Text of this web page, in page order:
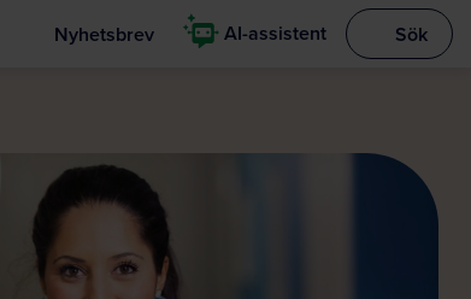
Nyhetsbrev AI-assistent Visa
Sök